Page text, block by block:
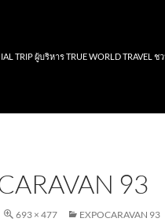
TRIP ผู้บริหาร TRUE WORLD TRAVEL
93
693 × 477 EXPOCARAVAN 93